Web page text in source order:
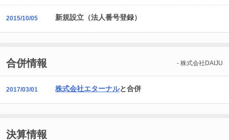
2015/10/05 新規設立（法人番号登録）
合併情報 - 株式会社DAIJU
2017/03/01 株式会社エターナルと合併
決算情報